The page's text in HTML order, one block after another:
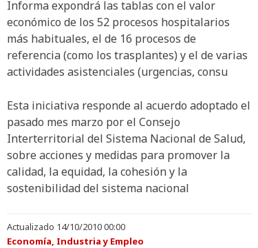
Informa expondrá las tablas con el valor
económico de los 52 procesos hospitalarios
más habituales, el de 16 procesos de
referencia (como los trasplantes) y el de varias
actividades asistenciales (urgencias, consu
Esta iniciativa responde al acuerdo adoptado el
pasado mes marzo por el Consejo
Interterritorial del Sistema Nacional de Salud,
sobre acciones y medidas para promover la
calidad, la equidad, la cohesión y la
sostenibilidad del sistema nacional
Actualizado 14/10/2010 00:00
Economía, Industria y Empleo